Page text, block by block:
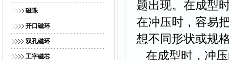
磁珠
开口磁环
双孔磁环
工字磁芯
题出现。在成型
在冲压时，容易
想不同形状或规
在成型时，冲